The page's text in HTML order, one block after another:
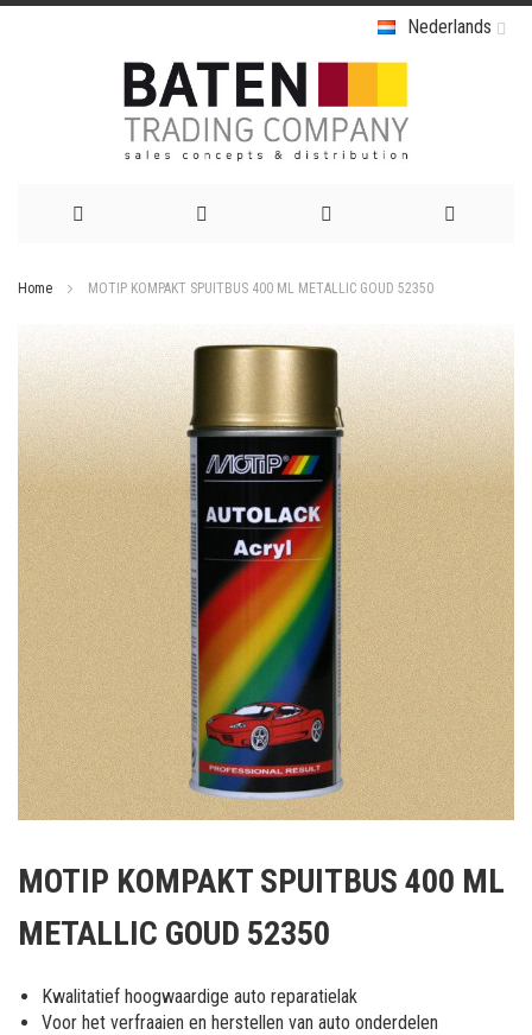
Nederlands
inhoud
Home MOTIP KOMPAKT SPUITBUS 400 ML METALLIC GOUD 52350
naar
het
einde
van
de
afbeeldingen-
gallerij
het
van
afbeeldingen-
gallerij
MOTIP KOMPAKT SPUITBUS 400 ML
METALLIC GOUD 52350
Kwalitatief hoogwaardige auto reparatielak
Voor het verfraaien en herstellen van auto onderdelen